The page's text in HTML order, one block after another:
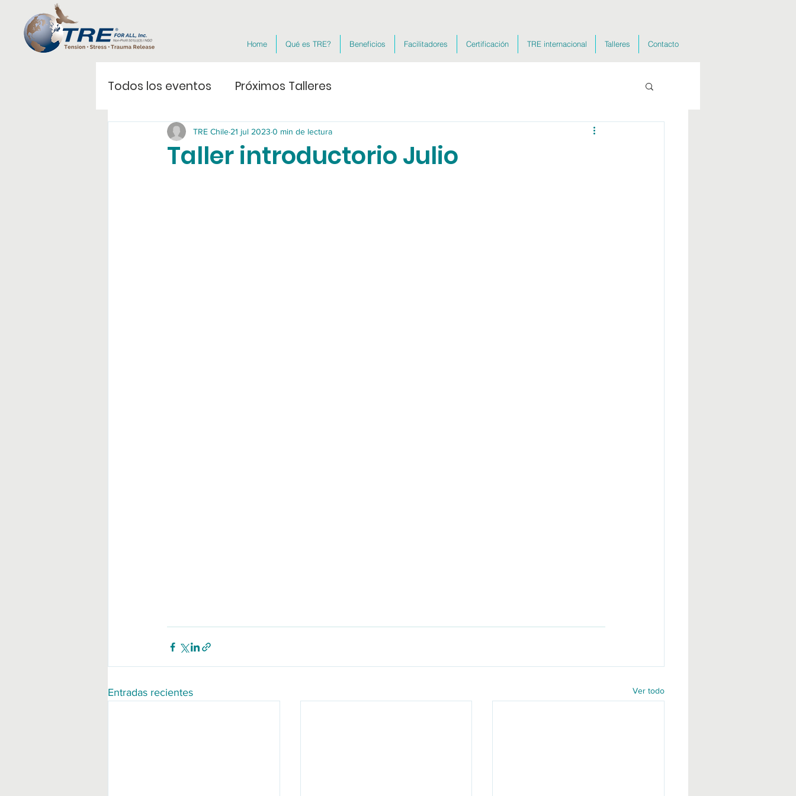
Home Qué es TRE? Beneficios Facilitadores Certificación TRE internacional Talleres Contacto
Todos los eventos Próximos Talleres
Taller introductorio Julio
TRE Chile 21 jul 2023 0 min de lectura
Entradas recientes Ver todo